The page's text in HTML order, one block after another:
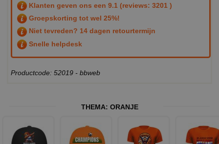
Klanten geven ons een 9.1 (reviews: 3201 )
Groepskorting tot wel 25%!
Niet tevreden? 14 dagen retourtermijn
Snelle helpdesk
Productcode: 52019 - bbweb
THEMA: ORANJE